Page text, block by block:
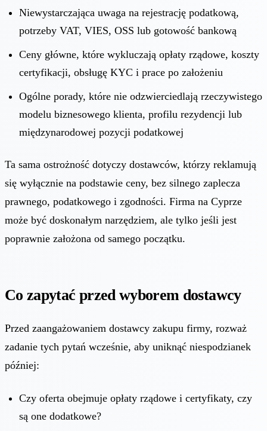
Niewystarczająca uwaga na rejestrację podatkową,
potrzeby VAT, VIES, OSS lub gotowość bankową
Ceny główne, które wykluczają opłaty rządowe, koszty
certyfikacji, obsługę KYC i prace po założeniu
Ogólne porady, które nie odzwierciedlają rzeczywistego
modelu biznesowego klienta, profilu rezydencji lub
międzynarodowej pozycji podatkowej
Ta sama ostrożność dotyczy dostawców, którzy reklamują
się wyłącznie na podstawie ceny, bez silnego zaplecza
prawnego, podatkowego i zgodności. Firma na Cyprze
może być doskonałym narzędziem, ale tylko jeśli jest
poprawnie założona od samego początku.
Co zapytać przed wyborem dostawcy
Przed zaangażowaniem dostawcy zakupu firmy, rozważ
zadanie tych pytań wcześnie, aby uniknąć niespodzianek
później:
Czy oferta obejmuje opłaty rządowe i certyfikaty, czy
są one dodatkowe?